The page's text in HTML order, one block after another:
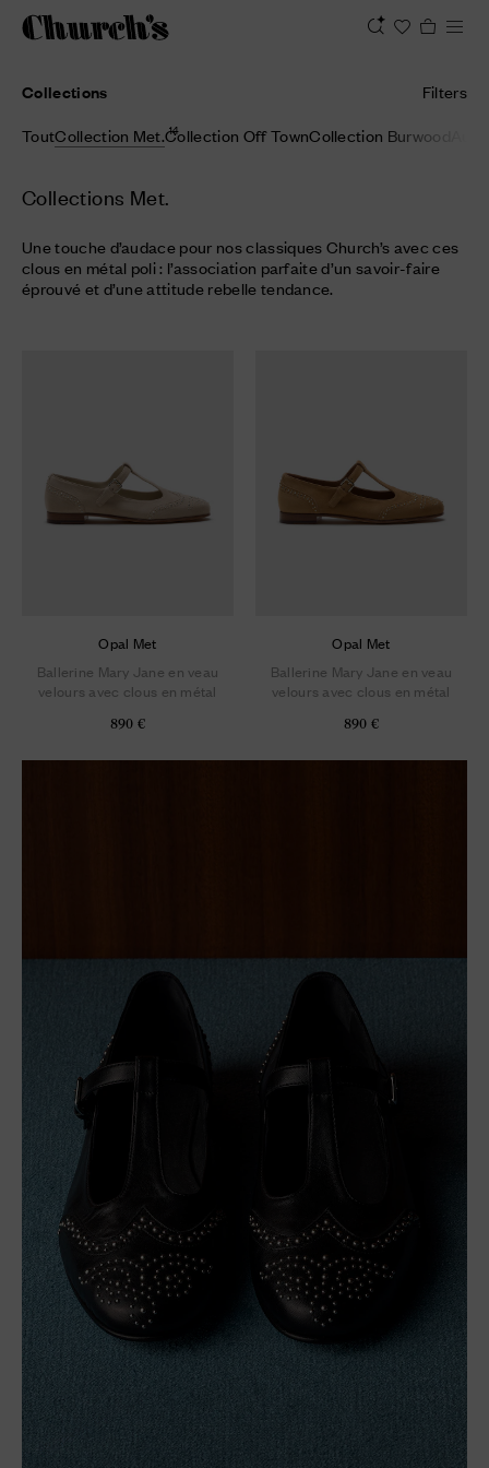
Collections
Filters
ToutCollection Met. 14
Collection Off TownCollection Burwood
Collections Met.
Une touche d’audace pour nos classiques Church’s avec ces
clous en métal poli : l’association parfaite d’un savoir-faire
éprouvé et d’une attitude rebelle tendance.
Opal Met
Ballerine Mary Jane en veau
velours avec clous en métal
890 €
Opal Met
Ballerine Mary Jane en veau
velours avec clous en métal
890 €